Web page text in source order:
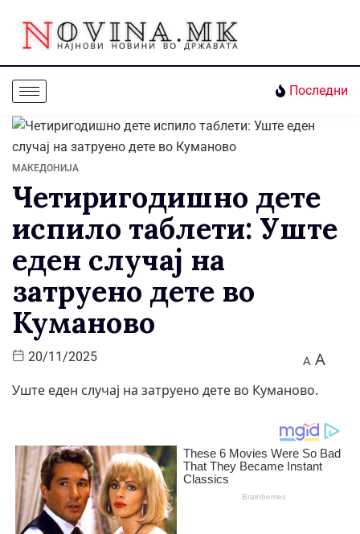
Последни
МАКЕДОНИЈА
Четиригодишно дете
испило таблети: Уште
еден случај на
затруено дете во
Куманово
20/11/2025 A A
Уште еден случај на затруено дете во Куманово.